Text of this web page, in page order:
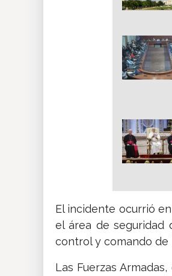
El incidente ocurrió
el área de seguridad
control y comando de
Las Fuerzas